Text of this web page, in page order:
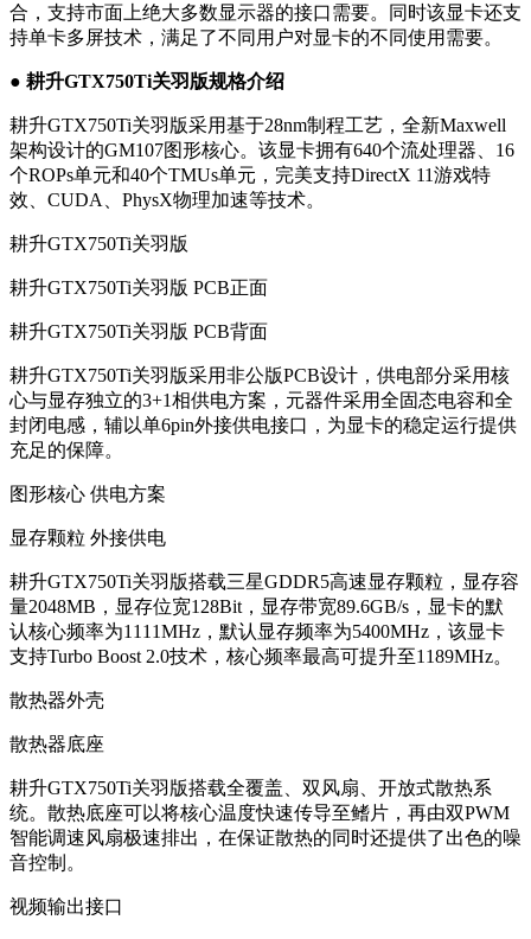
合，支持市面上绝大多数显示器的接口需要。同时该显卡还支
持单卡多屏技术，满足了不同用户对显卡的不同使用需要。
● 耕升GTX750Ti关羽版规格介绍
耕升GTX750Ti关羽版采用基于28nm制程工艺，全新Maxwell
架构设计的GM107图形核心。该显卡拥有640个流处理器、16
个ROPs单元和40个TMUs单元，完美支持DirectX 11游戏特
效、CUDA、PhysX物理加速等技术。
耕升GTX750Ti关羽版
耕升GTX750Ti关羽版 PCB正面
耕升GTX750Ti关羽版 PCB背面
耕升GTX750Ti关羽版采用非公版PCB设计，供电部分采用核
心与显存独立的3+1相供电方案，元器件采用全固态电容和全
封闭电感，辅以单6pin外接供电接口，为显卡的稳定运行提供
充足的保障。
图形核心 供电方案
显存颗粒 外接供电
耕升GTX750Ti关羽版搭载三星GDDR5高速显存颗粒，显存容
量2048MB，显存位宽128Bit，显存带宽89.6GB/s，显卡的默
认核心频率为1111MHz，默认显存频率为5400MHz，该显卡
支持Turbo Boost 2.0技术，核心频率最高可提升至1189MHz。
散热器外壳
散热器底座
耕升GTX750Ti关羽版搭载全覆盖、双风扇、开放式散热系
统。散热底座可以将核心温度快速传导至鳍片，再由双PWM
智能调速风扇极速排出，在保证散热的同时还提供了出色的噪
音控制。
视频输出接口